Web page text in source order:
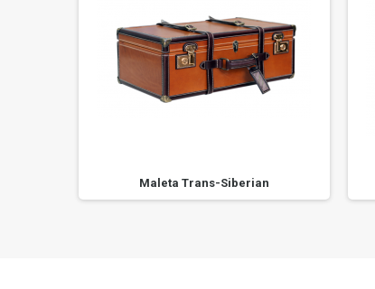
Maleta Trans-Siberian